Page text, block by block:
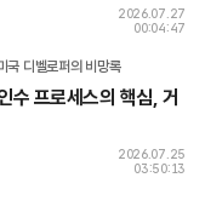
2026.07.27
00:04:47
벨로퍼의 비망록
수 프로세스의 핵심, 거
2026.07.25
03:50:13